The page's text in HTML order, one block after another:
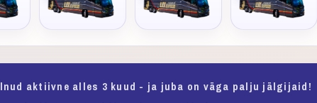
aktiivne alles 3 kuud - ja juba on väga palju jälgijaid!